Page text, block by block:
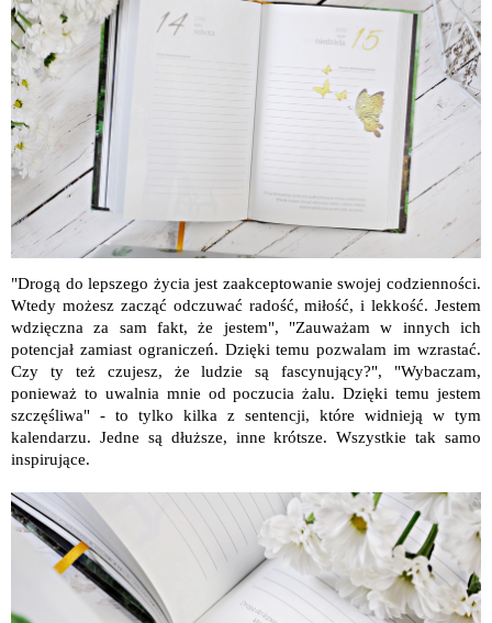
"Drogą do lepszego życia jest zaakceptowanie swojej codzienności.
Wtedy możesz zacząć odczuwać radość, miłość, i lekkość. Jestem
wdzięczna za sam fakt, że jestem", "Zauważam w innych ich
potencjał zamiast ograniczeń. Dzięki temu pozwalam im wzrastać.
Czy ty też czujesz, że ludzie są fascynujący?", "Wybaczam,
ponieważ to uwalnia mnie od poczucia żalu. Dzięki temu jestem
szczęśliwa" - to tylko kilka z sentencji, które widnieją w tym
kalendarzu. Jedne są dłuższe, inne krótsze. Wszystkie tak samo
inspirujące.